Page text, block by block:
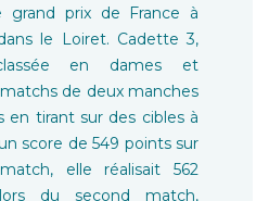
grand prix de France à
le Loiret. Cadette 3,
en dames et
de deux manches
en tirant sur des cibles à
score de 549 points sur
elle réalisait 562
du second match,